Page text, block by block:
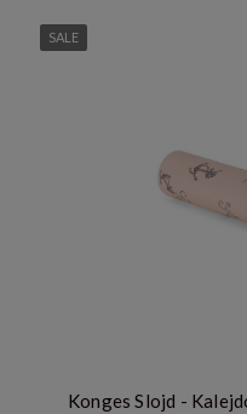
Konges Slojd -
SALE